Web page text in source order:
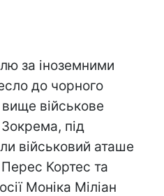
за іноземними
до чорного
військове
під
військовий аташе
Кортес та
Моніка Міліан